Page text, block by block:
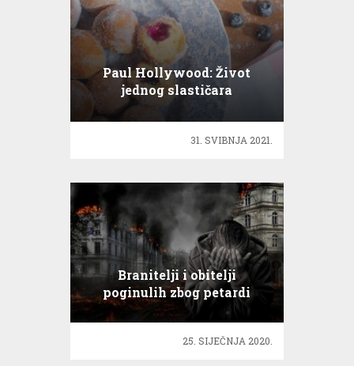
Paul Hollywood: Život
jednog slastičara
31. SVIBNJA 2021.
Branitelji i obitelji
poginulih zbog petardi
iznova proživljavaju rat
25. SIJEČNJA 2020.